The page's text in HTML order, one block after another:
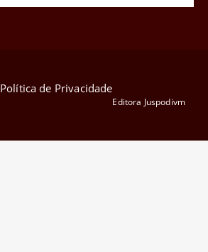
Política de Privacidade
Editora Juspodivm